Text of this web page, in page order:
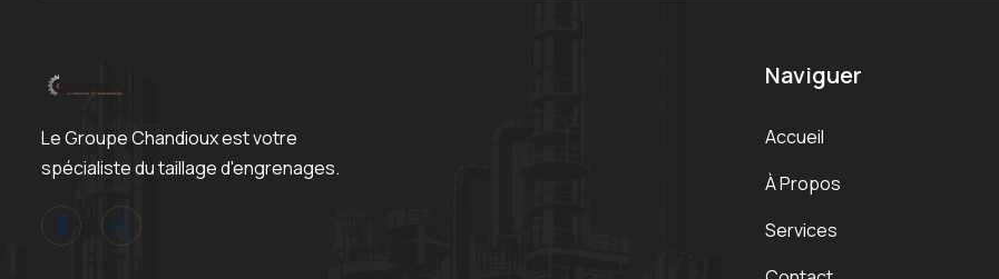
Le Groupe Chandioux est votre
spécialiste du taillage d'engrenages.
Naviguer
Accueil
À Propos
Services